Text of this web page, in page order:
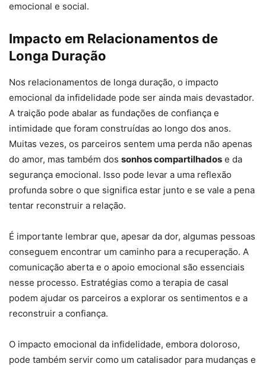
emocional e social.
Impacto em Relacionamentos de
Longa Duração
Nos relacionamentos de longa duração, o impacto
emocional da infidelidade pode ser ainda mais devastador.
A traição pode abalar as fundações de confiança e
intimidade que foram construídas ao longo dos anos.
Muitas vezes, os parceiros sentem uma perda não apenas
do amor, mas também dos sonhos compartilhados e da
segurança emocional. Isso pode levar a uma reflexão
profunda sobre o que significa estar junto e se vale a pena
tentar reconstruir a relação.
É importante lembrar que, apesar da dor, algumas pessoas
conseguem encontrar um caminho para a recuperação. A
comunicação aberta e o apoio emocional são essenciais
nesse processo. Estratégias como a terapia de casal
podem ajudar os parceiros a explorar os sentimentos e a
reconstruir a confiança.
O impacto emocional da infidelidade, embora doloroso,
pode também servir como um catalisador para mudanças e